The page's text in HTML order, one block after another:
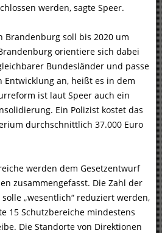
werden, sagte Speer.
Brandenburg soll bis 2020 um
orientiere sich dabei
Bundesländer und passe
Entwicklung an, heißt es in dem
ist laut Speer auch ein
Ein Polizist kostet das
durchschnittlich 37.000 Euro
werden dem Gesetzentwurf
zusammengefasst. Die Zahl der
„wesentlich“ reduziert werden,
15 Schutzbereiche mindestens
Die Standorte von Direktionen